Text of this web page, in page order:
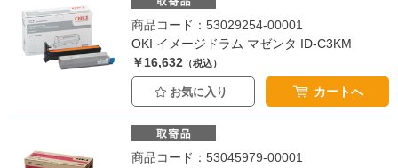
商品コード：53029254-00001
OKI イメージドラム マゼンタ ID-C3KM
￥16,632 （税込）
お気に入り カートへ
商品コード：53045979-00001